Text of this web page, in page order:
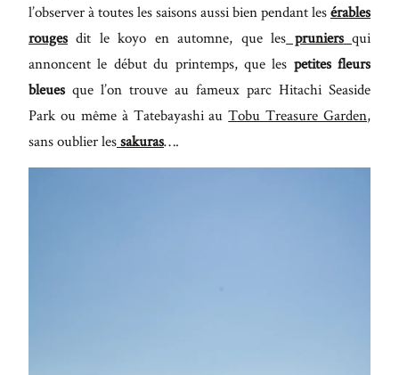
l’observer à toutes les saisons aussi bien pendant lesérables
rouges dit le koyo en automne, que les pruniers qui
annoncent le début du printemps, que les petites fleurs
bleues que l’on trouve au fameux parc Hitachi Seaside
Park ou même à Tatebayashi auTobu Treasure Garden,
sans oublier lessakuras….
euismod.